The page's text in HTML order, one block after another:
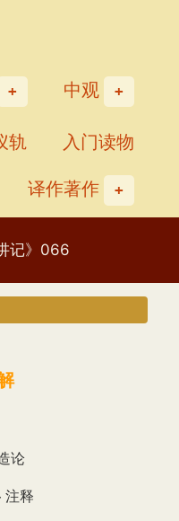
中观
轨
入门读物
译作著作
记》066
论
注释